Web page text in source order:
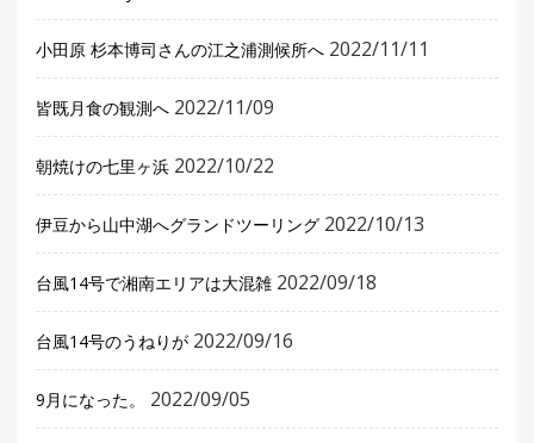
小田原 杉本博司さんの江之浦測候所へ 2022/11/11
皆既月食の観測へ 2022/11/09
朝焼けの七里ヶ浜 2022/10/22
伊豆から山中湖へグランドツーリング 2022/10/13
台風14号で湘南エリアは大混雑 2022/09/18
台風14号のうねりが 2022/09/16
9月になった。 2022/09/05